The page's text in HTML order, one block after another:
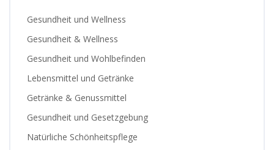
Gesundheit und Wellness
Gesundheit & Wellness
Gesundheit und Wohlbefinden
Lebensmittel und Getränke
Getränke & Genussmittel
Gesundheit und Gesetzgebung
Natürliche Schönheitspflege